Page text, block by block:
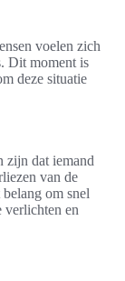
voelen zich
Dit moment is
deze situatie
zijn dat iemand
van de
om snel
verlichten en